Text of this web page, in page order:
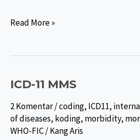
PERUBAHAN
DARI
10
KE
ICD-
11
Read More »
ICD-11 MMS
2 Komentar/coding, ICD11,
of diseases, koding, morbidity,
WHO-FIC/Kang Aris